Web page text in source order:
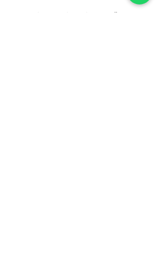
PRATOS PRINCIPAIS (Escolha 1)